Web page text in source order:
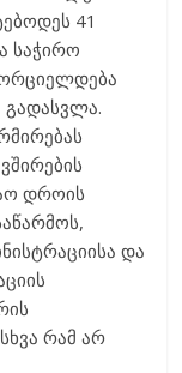
41
საჭირო
გადასვლა.
დროის
და
რამ არ